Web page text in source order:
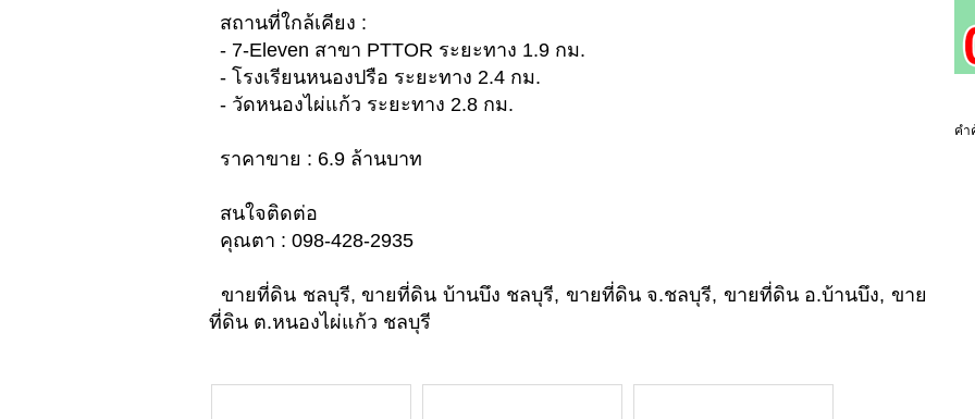
สถานที่ใกล้เคียง :
- 7-Eleven สาขา PTTOR ระยะทาง 1.9 กม.
- โรงเรียนหนองปรือ ระยะทาง 2.4 กม.
- วัดหนองไผ่แก้ว ระยะทาง 2.8 กม.
ราคาขาย : 6.9 ล้านบาท
สนใจติดต่อ
คุณตา : 098-428-2935
ขายที่ดิน ชลบุรี, ขายที่ดิน บ้านบึง ชลบุรี, ขายที่ดิน จ.ชลบุรี, ขายที่ดิน อ.บ้านบึง, ขาย
ที่ดิน ต.หนองไผ่แก้ว ชลบุรี
คำ